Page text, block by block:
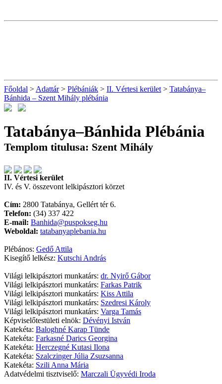
Főoldal > Adattár> Plébániák > II. Vértesi kerület > Tatabánya–
Bánhida – Szent Mihály plébánia
Tatabánya–Bánhida Plébánia
Templom titulusa: Szent Mihály
II. Vértesi kerület
IV. és V. összevont lelkipásztori körzet
Cím: 2800 Tatabánya, Gellért tér 6.
Telefon: (34) 337 422
E-mail: Banhida@puspokseg.hu
Weboldal: tatabanyaplebania.hu
Plébános: Gedő Attila
Kisegítő lelkész: Kutschi András
Világi lelkipásztori munkatárs: dr. Nyirő Gábor
Világi lelkipásztori munkatárs: Farkas Patrik
Világi lelkipásztori munkatárs: Kiss Attila
Világi lelkipásztori munkatárs: Szedresi Károly
Világi lelkipásztori munkatárs: Varga Tamás
Képviselőtestületi elnök: Dévényi István
Katekéta: Baloghné Karap Tünde
Katekéta: Farkasné Darics Georgina
Katekéta: Herczegné Kutasi Ilona
Katekéta: Szalczinger Júlia Zsuzsanna
Katekéta: Szili Anna Mária
Adatvédelmi tisztviselő: Marczali Ügyvédi Iroda